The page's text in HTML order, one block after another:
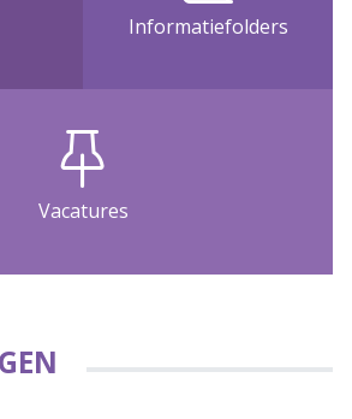
Informatiefolders
Vacatures